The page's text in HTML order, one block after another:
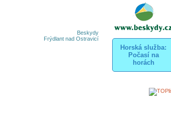
Horská služba:
Počasí na
horách
Beskydy
Frýdlant nad Ostravicí